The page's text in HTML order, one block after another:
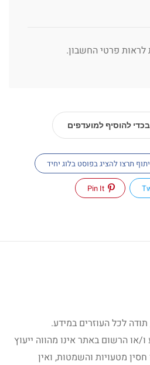
לראות פרטי החשבון.
להוסיף למועדפים
תרצו להציג בפוסט בלוג יחיד
Pin It
לכל העוזרים במידע.
או הרשום באתר אינו מהווה ייעוץ
מטעויות והשמטות, ואין